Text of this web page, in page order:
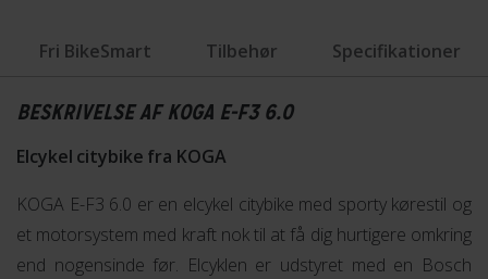
Fri BikeSmart Tilbehør Specifikationer
BESKRIVELSE AF KOGA E-F3 6.0
Elcykel citybike fra KOGA
KOGA E-F3 6.0 er en elcykel citybike med sporty kørestil og
et motorsystem med kraft nok til at få dig hurtigere omkring
end nogensinde før. Elcyklen er udstyret med en Bosch